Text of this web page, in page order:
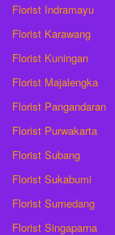
Florist Indramayu
Florist Karawang
Florist Kuningan
Florist Majalengka
Florist Pangandaran
Florist Purwakarta
Florist Subang
Florist Sukabumi
Florist Sumedang
Florist Singaparna